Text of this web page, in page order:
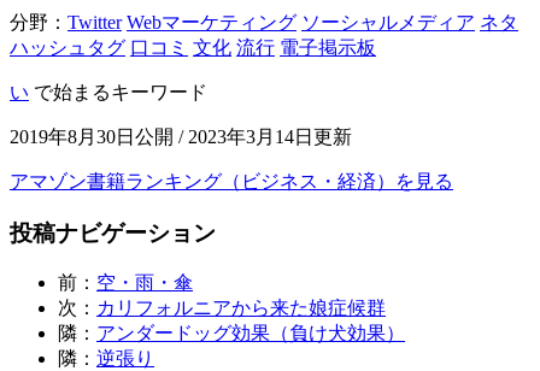
分野： Twitter Webマーケティング ソーシャルメディア ネタ
ハッシュタグ 口コミ 文化 流行 電子掲示板
い で始まるキーワード
2019年8月30日公開 / 2023年3月14日更新
アマゾン書籍ランキング（ビジネス・経済）を見る
投稿ナビゲーション
前： 空・雨・傘
次： カリフォルニアから来た娘症候群
隣： アンダードッグ効果（負け犬効果）
隣： 逆張り